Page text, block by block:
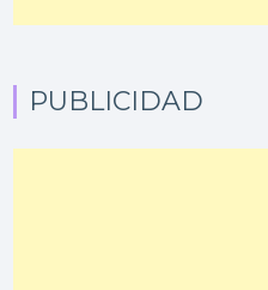
PUBLICIDAD